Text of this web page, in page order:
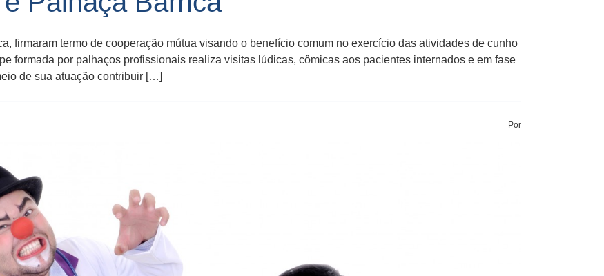
firmaram termo de cooperação mútua visando o benefício comum no exercício das atividades de cunho
formada por palhaços profissionais realiza visitas lúdicas, cômicas aos pacientes internados e em fase
de sua atuação contribuir […]
Por